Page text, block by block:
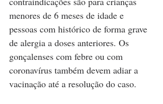
menores de 6 meses de idade e
pessoas com histórico de forma grave
de alergia a doses anteriores. Os
gonçalenses com febre ou com
coronavírus também devem adiar a
vacinação até a resolução do caso.